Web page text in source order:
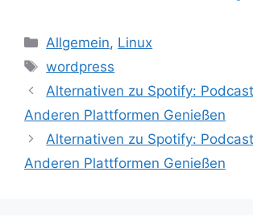
Kategorien
Allgemein, Linux
Schlagwörter
wordpress
Alternativen zu Spotify:
Anderen Plattformen Genießen
Alternativen zu Spotify:
Anderen Plattformen Genießen